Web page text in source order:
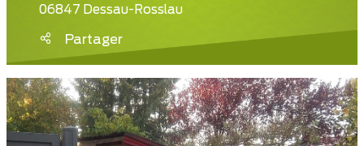
06847 Dessau-Rosslau
Partager